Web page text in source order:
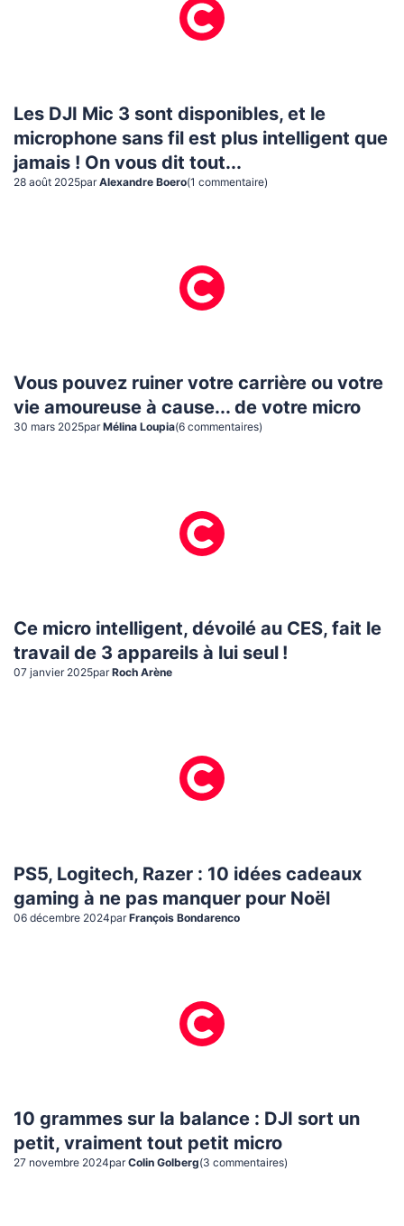
Les DJI Mic 3 sont disponibles, et le
microphone sans fil est plus intelligent que
jamais ! On vous dit tout...
28 août 2025par Alexandre Boero(1 commentaire)
Vous pouvez ruiner votre carrière ou votre
vie amoureuse à cause... de votre micro
30 mars 2025par Mélina Loupia(6 commentaires)
Ce micro intelligent, dévoilé au CES, fait le
travail de 3 appareils à lui seul !
07 janvier 2025par Roch Arène
PS5, Logitech, Razer : 10 idées cadeaux
gaming à ne pas manquer pour Noël
06 décembre 2024par François Bondarenco
10 grammes sur la balance : DJI sort un
petit, vraiment tout petit micro
27 novembre 2024par Colin Golberg(3 commentaires)